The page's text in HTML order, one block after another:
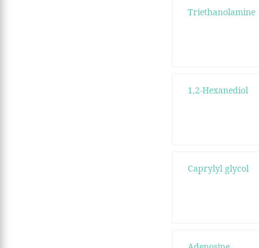
Triethanolamine
1,2-Hexanediol
Caprylyl glycol